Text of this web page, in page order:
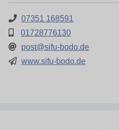
07351 168591
01728776130
post@sifu-bodo.de
www.sifu-bodo.de